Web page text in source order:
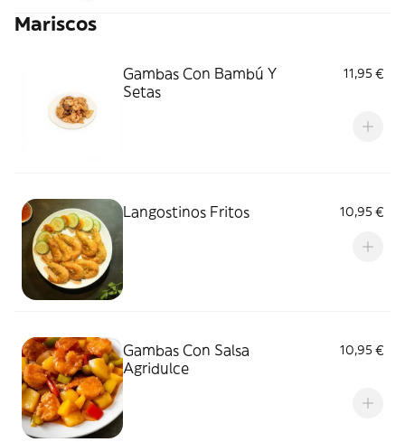
Mariscos
Gambas Con Bambú Y
Setas
11,95 €
Langostinos Fritos 10,95 €
Gambas Con Salsa
Agridulce
10,95 €